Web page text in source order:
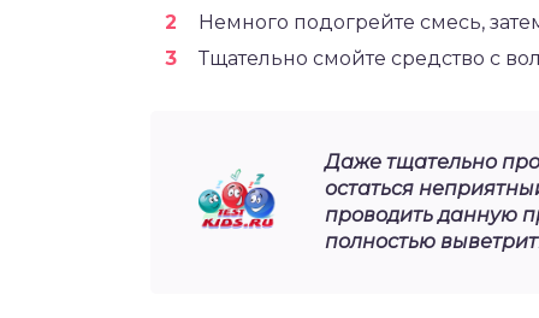
Немного подогрейте смесь,
Тщательно смойте средство с
Даже тщательно
остаться
проводить данную
полностью